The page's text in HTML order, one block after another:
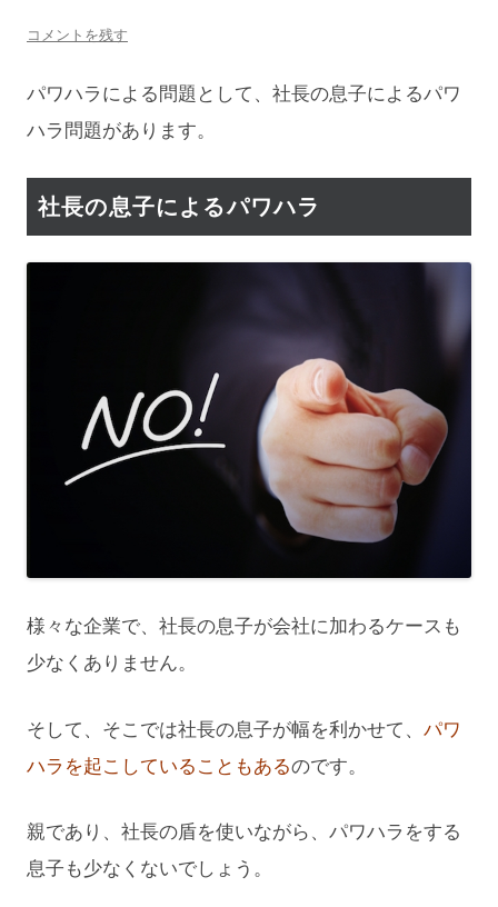
コメントを残す
パワハラによる問題として、社長の息子によるパワ
ハラ問題があります。
社長の息子によるパワハラ
様々な企業で、社長の息子が会社に加わるケースも
少なくありません。
そして、そこでは社長の息子が幅を利かせて、 パワ
ハラを起こしていることもあるのです。
親であり、社長の盾を使いながら、パワハラをする
息子も少なくないでしょう。